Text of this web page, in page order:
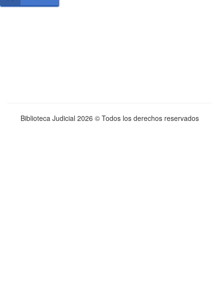
Biblioteca Judicial 2026 © Todos los derechos reservados